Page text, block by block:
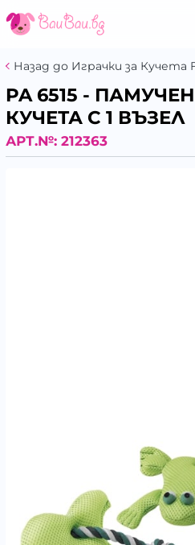
Назад до Играчки за Кучета
PA 6515 -
КУЧЕТА С 1 ВЪЗЕЛ
АРТ.№: 212363